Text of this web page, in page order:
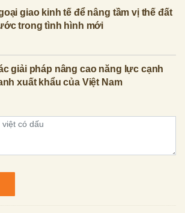
giao kinh tế để nâng tầm vị thế đất
trong tình hình mới
giải pháp nâng cao năng lực cạnh
xuất khẩu của Việt Nam